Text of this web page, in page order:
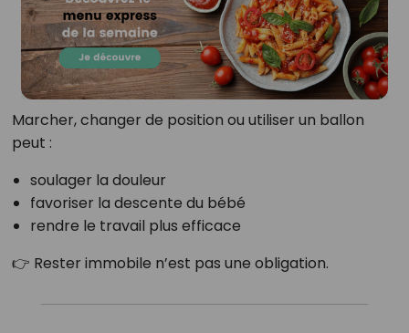
Marcher, changer de position ou utiliser un ballon
peut :
soulager la douleur
favoriser la descente du bébé
rendre le travail plus efficace
👉 Rester immobile n’est pas une obligation.